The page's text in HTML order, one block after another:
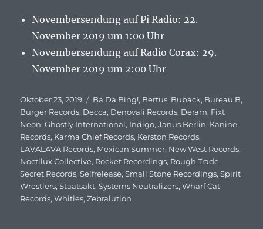
Novembersendung auf Pi Radio: 22.
November 2019 um 1:00 Uhr
Novembersendung auf Radio Corax: 29.
November 2019 um 2:00 Uhr
Veröffentlicht
am
Oktober 23, 2019 Schlagwörter
Ba Da Bing!, Bertus, Buback, Bureau B,
Burger Records, Decca, Denovali Records, Deram, Fixt
Neon,Ghostly International, Indigo,Janus Berlin, Kanine
Records, Karma Chief Records, Kerston Records,
LAVALAVA Records, Mexican Summer, New West Records,
Noctilux Collective, Rocket Recordings, Rough Trade,
Secret Records,Selfrelease,Small Stone Recordings,Spirit
Wrestlers,Staatsakt,Systems Neutralizers,Wharf Cat
Records,Whities,Zebralution